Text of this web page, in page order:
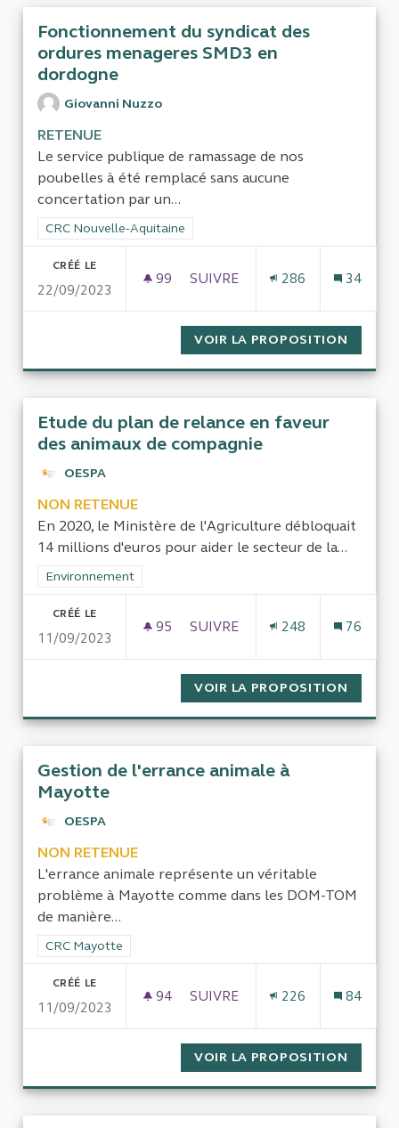
Fonctionnement du syndicat des
ordures menageres SMD3 en
dordogne
Giovanni Nuzzo
RETENUE
Le service publique de ramassage de nos
poubelles à été remplacé sans aucune
concertation par un...
Filtrer les résultats de la catégorie : CRC Nouvelle-Aquitaine
CRC Nouvelle-Aquitaine
CRÉÉ LE
22/09/2023
99 99 ABONNÉS
SUIVRE 286 34
VOIR LA PROPOSITION
Etude du plan de relance en faveur
des animaux de compagnie
OESPA
NON RETENUE
En 2020, le Ministère de l'Agriculture débloquait
14 millions d'euros pour aider le secteur de la...
Filtrer les résultats de la catégorie : Environnement
Environnement
CRÉÉ LE
11/09/2023
95 95 ABONNÉS
SUIVRE
248 76
VOIR LA PROPOSITION
Gestion de l'errance animale à
Mayotte
OESPA
NON RETENUE
L'errance animale représente un véritable
problème à Mayotte comme dans les DOM-TOM
de manière...
Filtrer les résultats de la catégorie : CRC Mayotte
CRC Mayotte
CRÉÉ LE
11/09/2023
94 94 ABONNÉS
SUIVRE
226 84
VOIR LA PROPOSITION